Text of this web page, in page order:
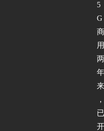
5
G
商
用
两
年
来
，
已
开